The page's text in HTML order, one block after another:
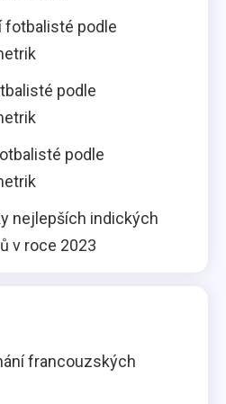
fotbalisté podle
podle
podle
nejlepších indických
v roce 2023
francouzských